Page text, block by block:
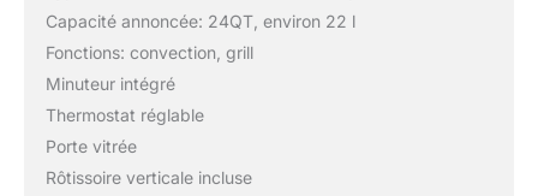
Capacité annoncée: 24QT, environ 22 l
Fonctions: convection, grill
Minuteur intégré
Thermostat réglable
Porte vitrée
Rôtissoire verticale incluse